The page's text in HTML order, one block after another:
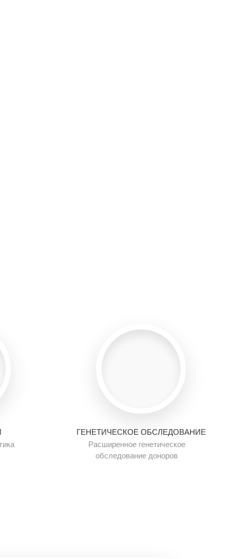
ГЕНЕТИЧЕСКОЕ ОБСЛЕДОВАНИЕ
Расширенное генетическое
обследование доноров